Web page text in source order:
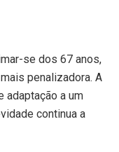
se dos 67 anos,
penalizadora. A
adaptação a um
continua a